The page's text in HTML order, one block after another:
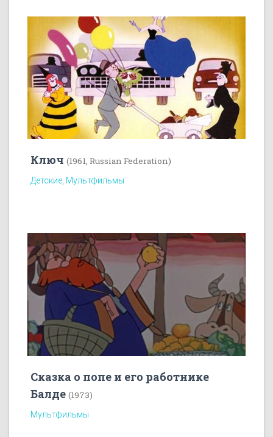
Ключ (1961, Russian Federation)
Детские, Мультфильмы
Сказка о попе и его работнике
Балде (1973)
Мультфильмы